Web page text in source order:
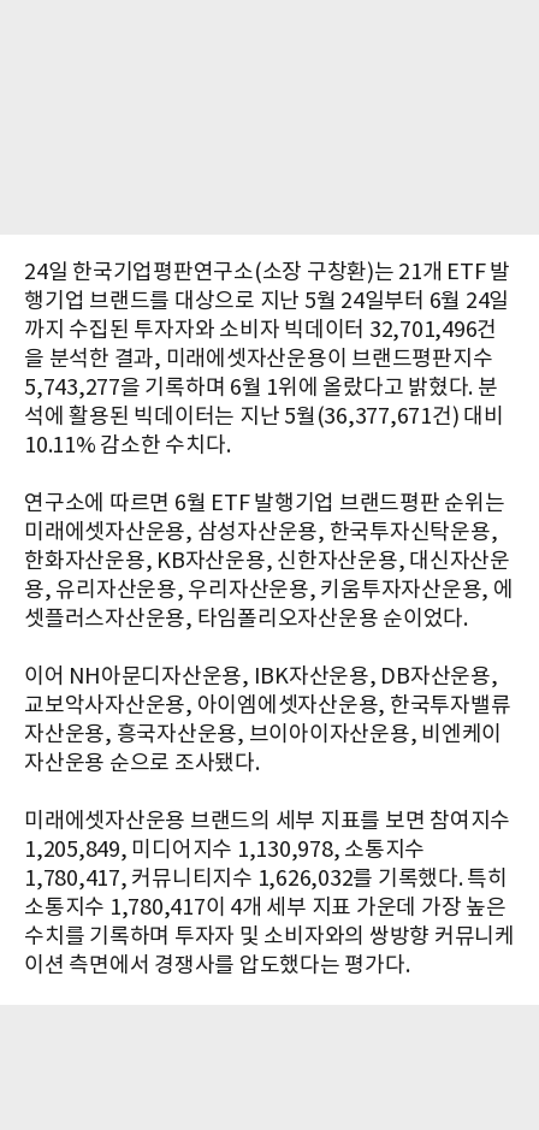
24일 한국기업평판연구소(소장 구창환)는 21개 ETF 발
행기업 브랜드를 대상으로 지난 5월 24일부터 6월 24일
까지 수집된 투자자와 소비자 빅데이터 32,701,496건
을 분석한 결과, 미래에셋자산운용이 브랜드평판지수
5,743,277을 기록하며 6월 1위에 올랐다고 밝혔다. 분
석에 활용된 빅데이터는 지난 5월(36,377,671건) 대비
10.11% 감소한 수치다.
연구소에 따르면 6월 ETF 발행기업 브랜드평판 순위는
미래에셋자산운용, 삼성자산운용, 한국투자신탁운용,
한화자산운용, KB자산운용, 신한자산운용, 대신자산운
용, 유리자산운용, 우리자산운용, 키움투자자산운용, 에
셋플러스자산운용, 타임폴리오자산운용 순이었다.
이어 NH아문디자산운용, IBK자산운용, DB자산운용,
교보악사자산운용, 아이엠에셋자산운용, 한국투자밸류
자산운용, 흥국자산운용, 브이아이자산운용, 비엔케이
자산운용 순으로 조사됐다.
미래에셋자산운용 브랜드의 세부 지표를 보면 참여지수
1,205,849, 미디어지수 1,130,978, 소통지수
1,780,417, 커뮤니티지수 1,626,032를 기록했다. 특히
소통지수 1,780,417이 4개 세부 지표 가운데 가장 높은
수치를 기록하며 투자자 및 소비자와의 쌍방향 커뮤니케
이션 측면에서 경쟁사를 압도했다는 평가다.